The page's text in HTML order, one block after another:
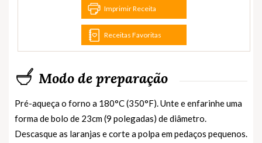
Imprimir Receita
Receitas Favoritas
Modo de preparação
Pré-aqueça o forno a 180°C (350°F). Unte e enfarinhe uma
forma de bolo de 23cm (9 polegadas) de diâmetro.
Descasque as laranjas e corte a polpa em pedaços pequenos.